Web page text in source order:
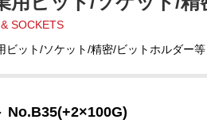
SOCKETS
ビット/ソケット/精密/ビットホルダー等
No.B35(+2×100G)